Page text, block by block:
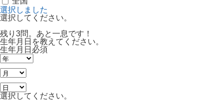
選択しました
選択してください。
残り3問。あと一息です！
生年月日を教えてください。
生年月日 必須
選択してください。